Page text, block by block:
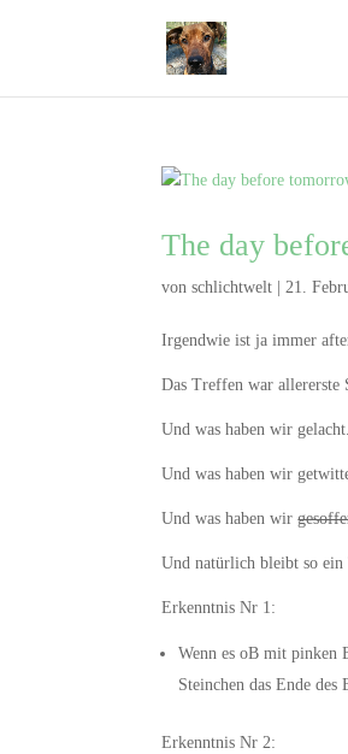
The day
vonschlichtwelt |21.
Irgendwie ist ja immer
Das Treffen war allererste
Und was haben wir gelacht.
Und was haben wir
Und was haben wir
Und natürlich bleibt so ein
Erkenntnis Nr 1:
Wenn es oB mit pinken
Steinchen das Ende
Erkenntnis Nr 2: